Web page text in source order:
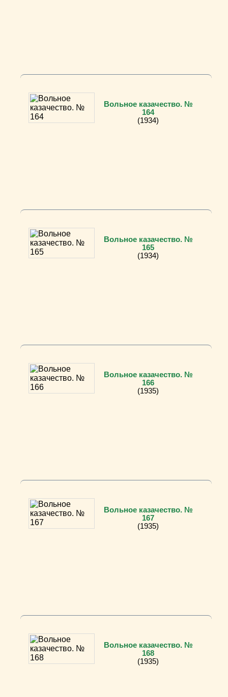
Вольное казачество. №
164
(1934)
Вольное казачество. №
165
(1934)
Вольное казачество. №
166
(1935)
Вольное казачество. №
167
(1935)
Вольное казачество. №
168
(1935)